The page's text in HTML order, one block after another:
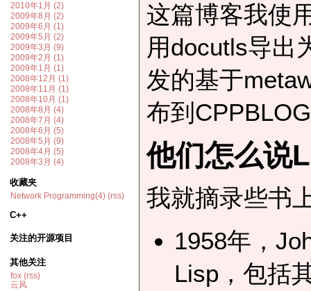
2010年1月 (2)
2009年8月 (2)
2009年6月 (1)
2009年5月 (2)
2009年3月 (9)
2009年2月 (1)
2009年1月 (1)
2008年12月 (1)
2008年11月 (1)
2008年10月 (1)
2008年8月 (4)
2008年7月 (4)
2008年6月 (5)
2008年5月 (9)
2008年4月 (5)
2008年3月 (4)
收藏夹
Network Programming(4) (rss)
C++
关注的开源项目
其他关注
fox (rss)
云风
这篇博客我使
用docutls导出
发的基于
布到
他们怎么说
我就摘录些书
1958年，
Lisp，包括